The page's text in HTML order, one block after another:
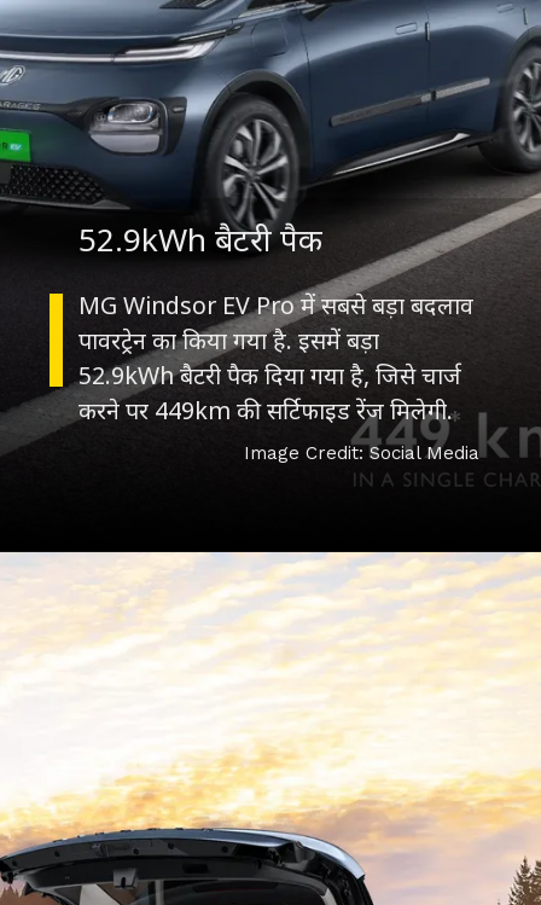
MG Windsor EV Pro में सबसे बड़ा बदलाव
पावरट्रेन का किया गया है. इसमें बड़ा
52.9kWh बैटरी पैक दिया गया है, जिसे चार्ज
करने पर 449km की सर्टिफाइड रेंज मिलेगी.
52.9kWh बैटरी पैक
Image Credit: Social Media